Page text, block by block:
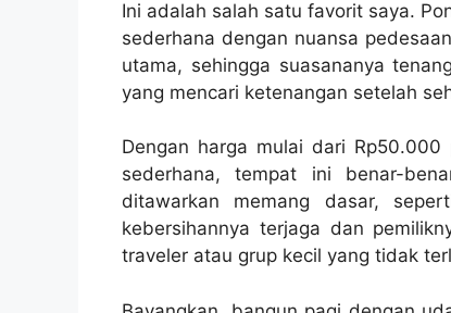
Ini adalah salah satu favorit saya.
sederhana dengan nuansa
utama, sehingga suasananya
yang mencari ketenangan setelah
Dengan harga mulai dari
sederhana, tempat ini benar-
ditawarkan memang dasar,
kebersihannya terjaga dan
traveler atau grup kecil yang tidak